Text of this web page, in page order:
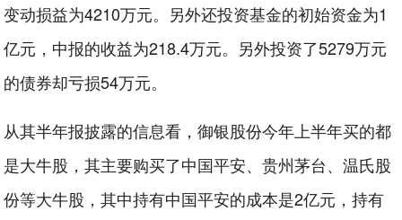
变动损益为4210万元。另外还投资基金的初始资金为1
亿元，中报的收益为218.4万元。另外投资了5279万元
的债券却亏损54万元。
从其半年报披露的信息看，御银股份今年上半年买的都
是大牛股，其主要购买了中国平安、贵州茅台、温氏股
份等大牛股，其中持有中国平安的成本是2亿元，持有